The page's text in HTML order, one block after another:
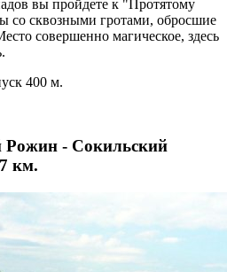
вы пройдете к "Протятому
со сквозными гротами, обросшие
совершенно магическое, здесь
400 м.
Рожин - Сокильский
км.